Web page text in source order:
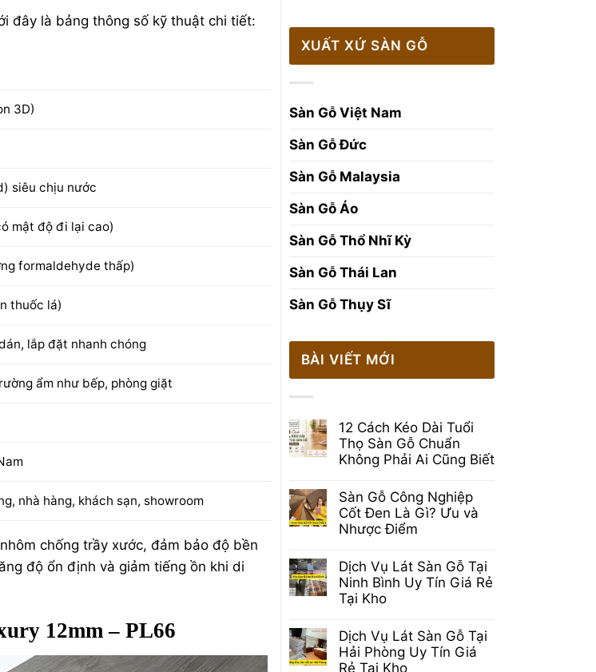
XUẤT XỨ SÀN GỖ
Sàn Gỗ Việt Nam
Sàn Gỗ Đức
Sàn Gỗ Malaysia
Sàn Gỗ Áo
Sàn Gỗ Thổ Nhĩ Kỳ
Sàn Gỗ Thái Lan
Sàn Gỗ Thụy Sĩ
BÀI VIẾT MỚI
12 Cách Kéo Dài Tuổi
Thọ Sàn Gỗ Chuẩn
Không Phải Ai Cũng Biết
bình
luận
ở
12
Dài
Tuổi
Thọ
Sàn
Không
Phải
Ai
Cũng
Sàn Gỗ Công Nghiệp
Cốt Đen Là Gì? Ưu và
Nhược Điểm
bình
luận
ở
Sàn
Nghiệp
Cốt
Đen
Là
Dịch Vụ Lát Sàn Gỗ Tại
Ninh Bình Uy Tín Giá Rẻ
Tại Kho
bình
luận
ở
Dịch Vụ Lát Sàn Gỗ Tại
Hải Phòng Uy Tín Giá
Rẻ Tại Kho
đây là bảng thông số kỹ thuật chi tiết:
3D)
siêu chịu nước
mật độ đi lại cao)
formaldehyde thấp)
thuốc lá)
lắp đặt nhanh chóng
ẩm như bếp, phòng giặt
nhà hàng, khách sạn, showroom
chống trầy xước, đảm bảo độ bền
độ ổn định và giảm tiếng ồn khi di
12mm – PL66